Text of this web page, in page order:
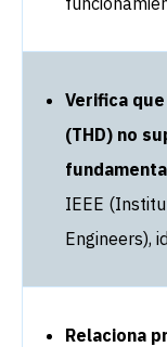
Verifica
(THD) no
IEEE
Engineers),
Relaciona